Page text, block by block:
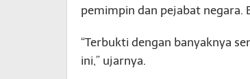
pemimpin dan pejabat negara.
“Terbukti dengan banyaknya
ini,” ujarnya.